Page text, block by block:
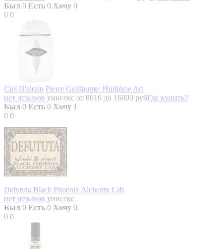
Был 0 Есть 0 Хочу 0
0 0
Ciel D'airain Pierre Guillaume: Нuitième Art
нет отзывов унисекс от 8016 до 16000 рубГде купить?
Был 0 Есть 0 Хочу 1
0 0
Defututa Black Phoenix Alchemy Lab
нет отзывов унисекс
Был 0 Есть 0 Хочу 0
0 0